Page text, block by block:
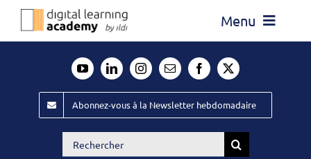
Passer
Menu
Évènements ILDI
Offres d’emploi
Abonnez-vous à la Newsletter hebdomadaire
Rechercher: